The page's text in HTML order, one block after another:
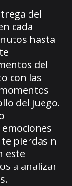
del
cada
hasta
del
con las
del juego.
te pierdas ni
este
a analizar